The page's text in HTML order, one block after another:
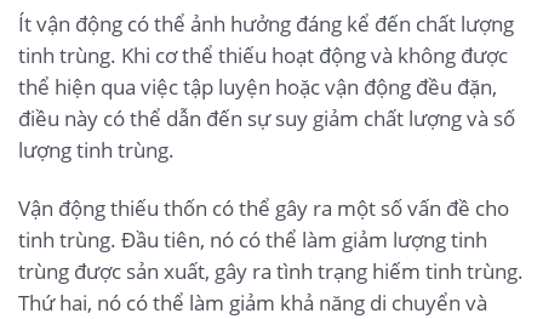
Ít vận động có thể ảnh hưởng đáng kể đến chất lượng
tinh trùng. Khi cơ thể thiếu hoạt động và không được
thể hiện qua việc tập luyện hoặc vận động đều đặn,
điều này có thể dẫn đến sự suy giảm chất lượng và số
lượng tinh trùng.
Vận động thiếu thốn có thể gây ra một số vấn đề cho
tinh trùng. Đầu tiên, nó có thể làm giảm lượng tinh
trùng được sản xuất, gây ra tình trạng hiếm tinh trùng.
Thứ hai, nó có thể làm giảm khả năng di chuyển và